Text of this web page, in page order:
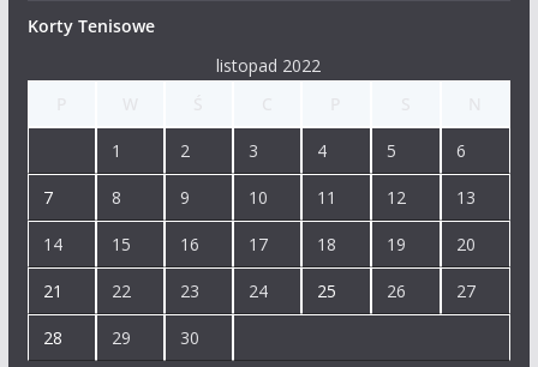
Korty Tenisowe
listopad 2022
1 2 3 4 5 6
7 8 9 10 11 12 13
14 15 16 17 18 19 20
21 22 23 24 25 26 27
28 29 30